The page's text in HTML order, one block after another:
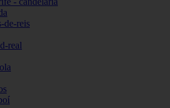
de-reis
real